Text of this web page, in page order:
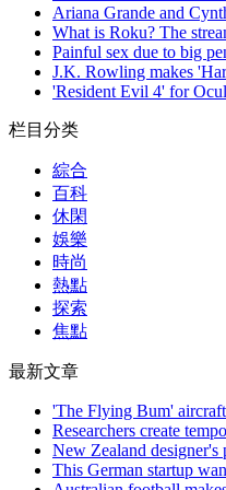
Ariana Grande and
What is Roku? The
Painful sex due to big
J.K. Rowling makes
'Resident Evil 4' for
栏目分类
綜合
百科
休閑
娛樂
時尚
熱點
探索
焦點
最新文章
'The Flying Bum'
Researchers create
New Zealand designer's
This German startup